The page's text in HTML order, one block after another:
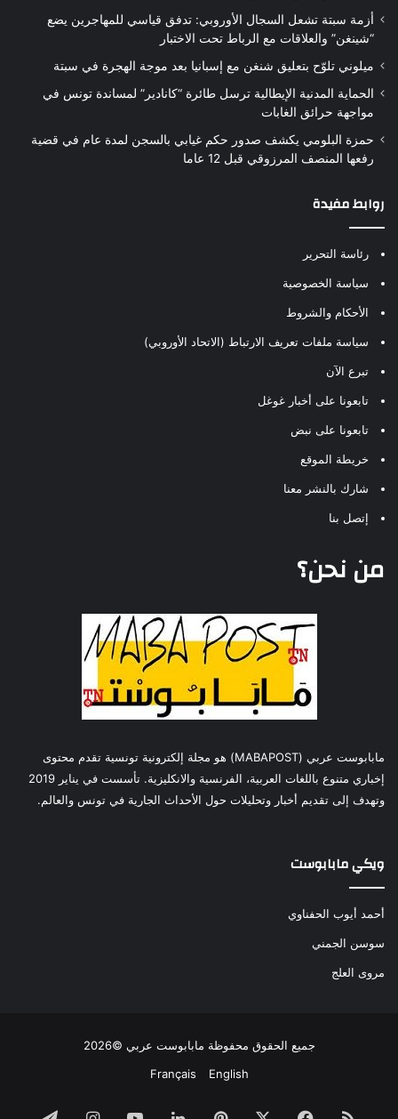
أزمة سبتة تشعل السجال الأوروبي: تدفق قياسي للمهاجرين يضع
“شينغن” والعلاقات مع الرباط تحت الاختبار
ميلوني تلوّح بتعليق شنغن مع إسبانيا بعد موجة الهجرة في سبتة
الحماية المدنية الإيطالية ترسل طائرة “كانادير” لمساندة تونس في
مواجهة حرائق الغابات
حمزة البلومي يكشف صدور حكم غيابي بالسجن لمدة عام في قضية
رفعها المنصف المرزوقي قبل 12 عاما
روابط مفيدة
رئاسة التحرير
سياسة الخصوصية
الأحكام والشروط
سياسة ملفات تعريف الارتباط (الاتحاد الأوروبي)
تبرع الآن
تابعونا على أخبار غوغل
تابعونا على نبض
خريطة الموقع
شارك بالنشر معنا
إتصل بنا
من نحن؟
مابابوست عربي (MABAPOST) هو مجلة إلكترونية تونسية تقدم محتوى
إخباري متنوع باللغات العربية، الفرنسية والانكليزية. تأسست في يناير 2019
وتهدف إلى تقديم أخبار وتحليلات حول الأحداث الجارية في تونس والعالم.
ويكي مابابوست
أحمد أيوب الحفناوي
سوسن الجمني
مروى العلج
جميع الحقوق محفوظة مابابوست عربي ©2026
English
Français